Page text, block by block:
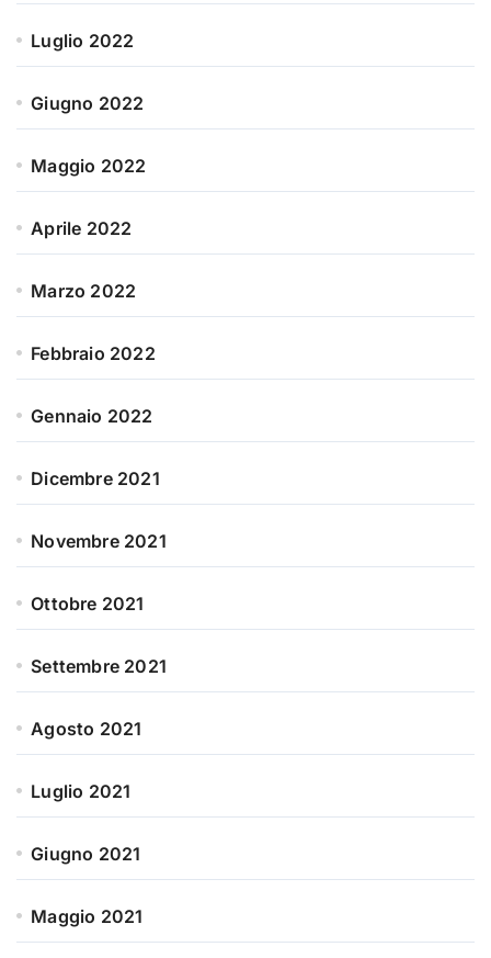
Luglio 2022
Giugno 2022
Maggio 2022
Aprile 2022
Marzo 2022
Febbraio 2022
Gennaio 2022
Dicembre 2021
Novembre 2021
Ottobre 2021
Settembre 2021
Agosto 2021
Luglio 2021
Giugno 2021
Maggio 2021